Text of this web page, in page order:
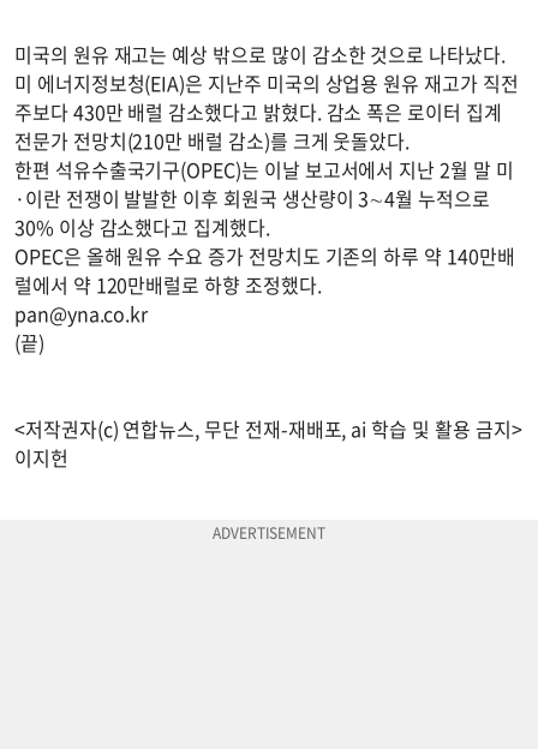
미국의 원유 재고는 예상 밖으로 많이 감소한 것으로 나타났다.
미 에너지정보청(EIA)은 지난주 미국의 상업용 원유 재고가 직전
주보다 430만 배럴 감소했다고 밝혔다. 감소 폭은 로이터 집계
전문가 전망치(210만 배럴 감소)를 크게 웃돌았다.
한편 석유수출국기구(OPEC)는 이날 보고서에서 지난 2월 말 미
·이란 전쟁이 발발한 이후 회원국 생산량이 3∼4월 누적으로
30% 이상 감소했다고 집계했다.
OPEC은 올해 원유 수요 증가 전망치도 기존의 하루 약 140만배
럴에서 약 120만배럴로 하향 조정했다.
pan@yna.co.kr
(끝)
<저작권자(c) 연합뉴스, 무단 전재-재배포, ai 학습 및 활용 금지>
이지헌